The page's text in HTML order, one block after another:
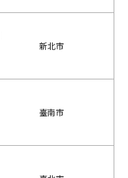
新北市
臺南市